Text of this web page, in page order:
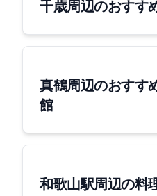
千歳周辺のおすす
真鶴周辺のおすす
館
和歌山駅周辺の料